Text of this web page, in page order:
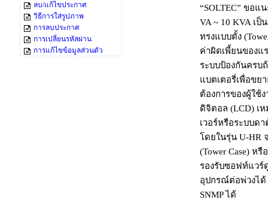
ลบ/แก้ไขประกาศ
วิธีการใส่รูปภาพ
การลบประกาศ
การเปลี่ยนรหัสผ่าน
การแก้ไขข้อมูลส่วนตัว
“SOLTEC” ขอแ
VA ~ 10 KVA เป็
ทรงแบบตั้ง
ค่าผิดเพี้ยนของแ
ระบบป้องกันครบ
แบตเตอรี่เพื่อขย
ต้องการของผู้ใช้
ดิจิตอล (LCD) เ
เวอร์หรือระบบด
โดยในรุ่น U-HR
(Tower Case) ห
รองรับซอฟท์แวร์
อุปกรณ์ต่อพ่วงได้
SNMP ได้